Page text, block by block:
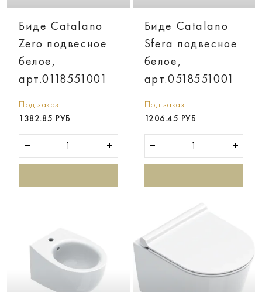
Биде Catalano
Zero подвесное
белое,
арт.0118551001
Под заказ
1382.85 РУБ
Биде Catalano
Sfera подвесное
белое,
арт.0518551001
Под заказ
1206.45 РУБ